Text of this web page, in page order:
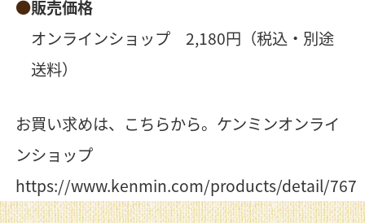
販売価格
オンラインショップ 2,180円（税込・別途
送料）
お買い求めは、こちらから。ケンミンオンライ
ンショップ
https://www.kenmin.com/products/detail/767